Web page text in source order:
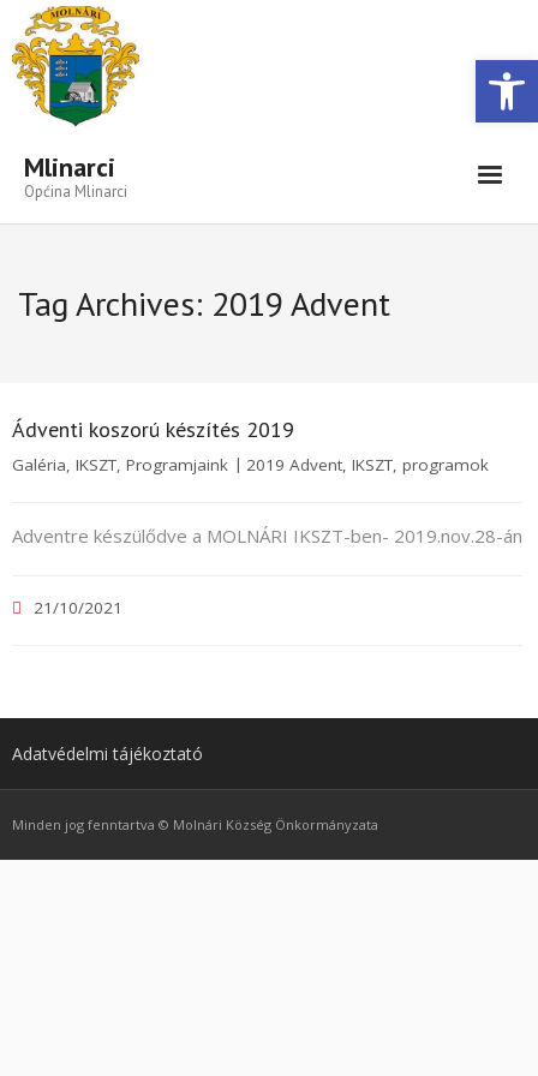
Mlinarci
Općina Mlinarci
Naselje
Jezik:
Tag Archives: 2019 Advent
Ádventi koszorú készítés 2019
Galéria, IKSZT, Programjaink 2019 Advent, IKSZT, programok
Adventre készülődve a MOLNÁRI IKSZT-ben- 2019.nov.28-án
21/10/2021
Adatvédelmi tájékoztató
Minden jog fenntartva © Molnári Község Önkormányzata
Open toolbar